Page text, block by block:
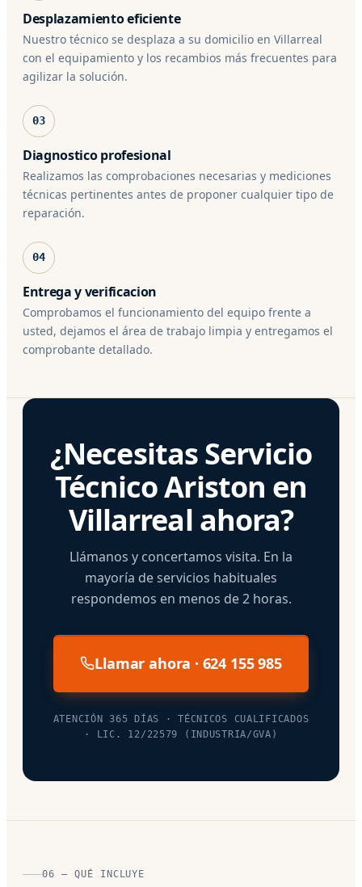
Desplazamiento eficiente
Nuestro técnico se desplaza a su domicilio en Villarreal
con el equipamiento y los recambios más frecuentes para
agilizar la solución.
03
Diagnostico profesional
Realizamos las comprobaciones necesarias y mediciones
técnicas pertinentes antes de proponer cualquier tipo de
reparación.
04
Entrega y verificacion
Comprobamos el funcionamiento del equipo frente a
usted, dejamos el área de trabajo limpia y entregamos el
comprobante detallado.
¿Necesitas Servicio
Técnico Ariston en
Villarreal ahora?
Llámanos y concertamos visita. En la
mayoría de servicios habituales
respondemos en menos de 2 horas.
Llamar ahora · 624 155 985
ATENCIÓN 365 DÍAS · TÉCNICOS CUALIFICADOS
· LIC. 12/22579 (INDUSTRIA/GVA)
06 — QUÉ INCLUYE